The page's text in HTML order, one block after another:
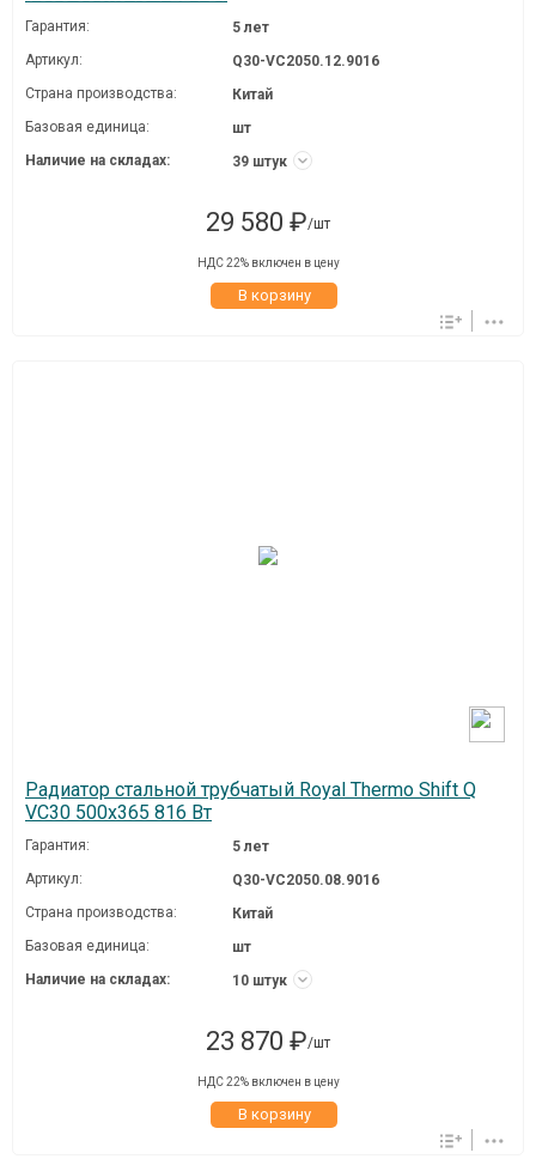
Гарантия:
5 лет
Артикул:
Q30-VC2050.12.9016
Страна производства:
Китай
Базовая единица:
шт
Наличие на складах:
39 штук
29 580 ₽/шт
НДС 22% включен в цену
В корзину
Радиатор стальной трубчатый Royal Thermo Shift Q
VC30 500x365 816 Вт
Гарантия:
5 лет
Артикул:
Q30-VC2050.08.9016
Страна производства:
Китай
Базовая единица:
шт
Наличие на складах:
10 штук
23 870 ₽/шт
НДС 22% включен в цену
В корзину